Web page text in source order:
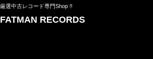
厳選中古レコード専門Shop !!
FATMAN RECORDS